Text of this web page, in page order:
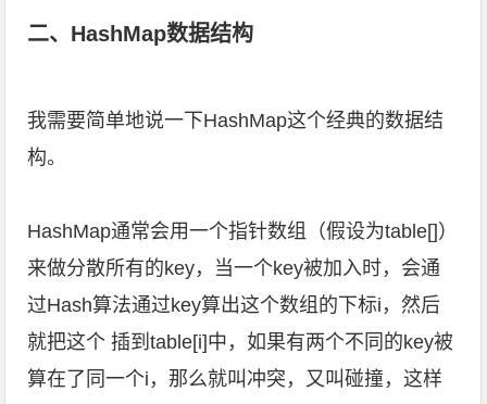
二、HashMap数据结构
我需要简单地说一下HashMap这个经典的数据结
构。
HashMap通常会用一个指针数组（假设为table[]）
来做分散所有的key，当一个key被加入时，会通
过Hash算法通过key算出这个数组的下标i，然后
就把这个 插到table[i]中，如果有两个不同的key被
算在了同一个i，那么就叫冲突，又叫碰撞，这样